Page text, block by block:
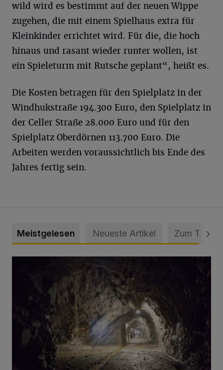
wild wird es bestimmt auf der neuen Wippe
zugehen, die mit einem Spielhaus extra für
Kleinkinder errichtet wird. Für die, die hoch
hinaus und rasant wieder runter wollen, ist
ein Spieleturm mit Rutsche geplant“, heißt es.
Die Kosten betragen für den Spielplatz in der
Windhukstraße 194.300 Euro, den Spielplatz in
der Celler Straße 28.000 Euro und für den
Spielplatz Oberdörnen 113.700 Euro. Die
Arbeiten werden voraussichtlich bis Ende des
Jahres fertig sein.
Meistgelesen Neueste Artikel Zum Thema